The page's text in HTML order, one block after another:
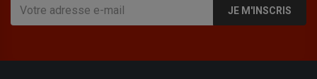
JE M'INSCRIS